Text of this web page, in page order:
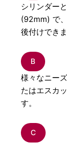
シリンダー
(92mm) で
後付けできま
B
様々なニー
たはエスカ
す。
C